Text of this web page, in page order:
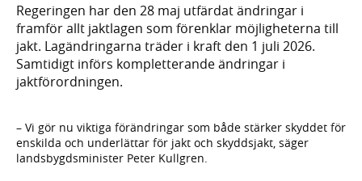
Regeringen har den 28 maj utfärdat ändringar i
framför allt jaktlagen som förenklar möjligheterna till
jakt. Lagändringarna träder i kraft den 1 juli 2026.
Samtidigt införs kompletterande ändringar i
jaktförordningen.
– Vi gör nu viktiga förändringar som både stärker skyddet för
enskilda och underlättar för jakt och skyddsjakt, säger
landsbygdsminister Peter Kullgren.